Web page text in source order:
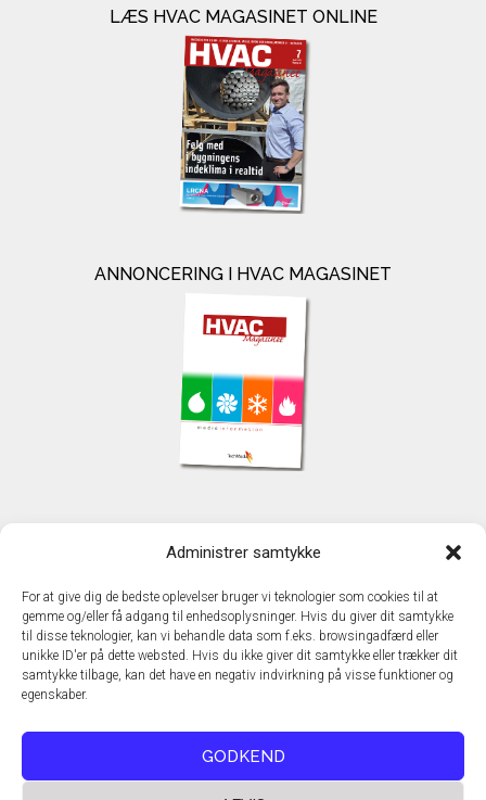
Administrer samtykke
For at give dig de bedste oplevelser bruger vi teknologier som cookies til at
gemme og/eller få adgang til enhedsoplysninger. Hvis du giver dit samtykke
til disse teknologier, kan vi behandle data som f.eks. browsingadfærd eller
unikke ID'er på dette websted. Hvis du ikke giver dit samtykke eller trækker dit
samtykke tilbage, kan det have en negativ indvirkning på visse funktioner og
egenskaber.
GODKEND
LÆS HVAC MAGASINET ONLINE
ANNONCERING I HVAC MAGASINET
TechMedia A/S
DK - 2600 Glostrup
www.techmedia.dk
Telefon: +45 43 24 26 28
E-mail:info@techmedia.dk